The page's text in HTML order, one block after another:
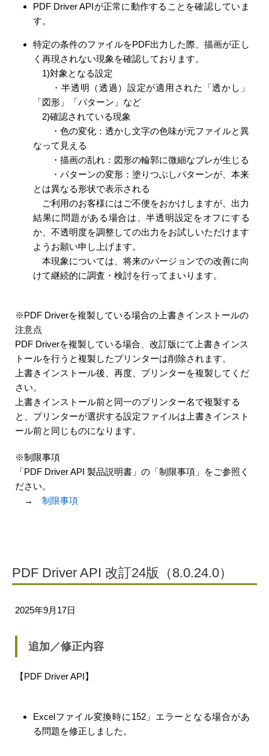
PDF Driver APIが正常に動作することを確認していま
す。
特定の条件のファイルをPDF出力した際、描画が正し
く再現されない現象を確認しております。
1)対象となる設定
・半透明（透過）設定が適用された「透かし」
「図形」「パターン」など
2)確認されている現象
・色の変化：透かし文字の色味が元ファイルと異
なって見える
・描画の乱れ：図形の輪郭に微細なブレが生じる
・パターンの変形：塗りつぶしパターンが、本来
とは異なる形状で表示される
ご利用のお客様にはご不便をおかけしますが、出力
結果に問題がある場合は、半透明設定をオフにする
か、不透明度を調整しての出力をお試しいただけます
ようお願い申し上げます。
本現象については、将来のバージョンでの改善に向
けて継続的に調査・検討を行ってまいります。
※PDF Driverを複製している場合の上書きインストールの
注意点
PDF Driverを複製している場合、改訂版にて上書きインス
トールを行うと複製したプリンターは削除されます。
上書きインストール後、再度、プリンターを複製してくだ
さい。
上書きインストール前と同一のプリンター名で複製する
と、プリンターが選択する設定ファイルは上書きインスト
ール前と同じものになります。
※制限事項
「PDF Driver API 製品説明書」の「制限事項」をご参照く
ださい。
→ 制限事項
PDF Driver API 改訂24版（8.0.24.0）
2025年9月17日
追加／修正内容
【PDF Driver API】
Excelファイル変換時に152」エラーとなる場合があ
る問題を修正しました。